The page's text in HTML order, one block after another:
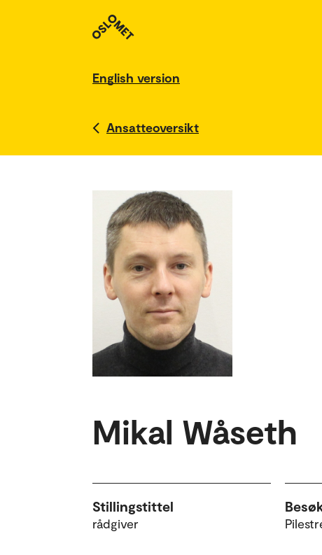
English version
Ansatteoversikt
Mikal Wåseth
Stillingstittel
rådgiver